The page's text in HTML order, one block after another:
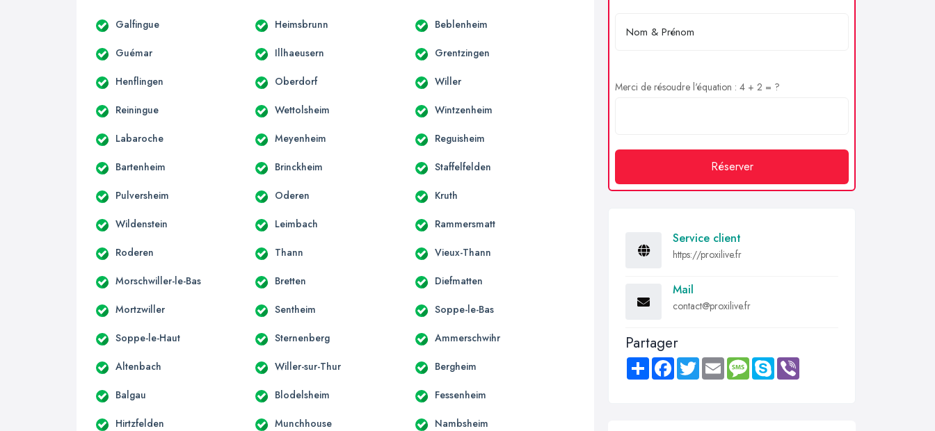
Galfingue Heimsbrunn Beblenheim
Guémar Illhaeusern Grentzingen
Henflingen Oberdorf Willer
Reiningue Wettolsheim Wintzenheim
Labaroche Meyenheim Reguisheim
Bartenheim Brinckheim Staffelfelden
Pulversheim Oderen Kruth
Wildenstein Leimbach Rammersmatt
Roderen Thann Vieux-Thann
Morschwiller-le-Bas Bretten Diefmatten
Mortzwiller Sentheim Soppe-le-Bas
Soppe-le-Haut Sternenberg Ammerschwihr
Altenbach Willer-sur-Thur Bergheim
Balgau Blodelsheim Fessenheim
Hirtzfelden Munchhouse Nambsheim
Merci de résoudre l'équation : 4 + 2 = ?
Réserver
Service client
https://proxilive.fr
Mail
contact@proxilive.fr
Partager
Share FacebookTwitter Email MessageSkype